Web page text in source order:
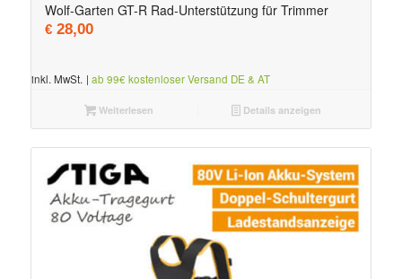
Wolf-Garten GT-R Rad-Unterstützung für Trimmer
€28,00
inkl. MwSt. | ab 99€ kostenloser Versand DE & AT
Weiterlesen Details anzeigen